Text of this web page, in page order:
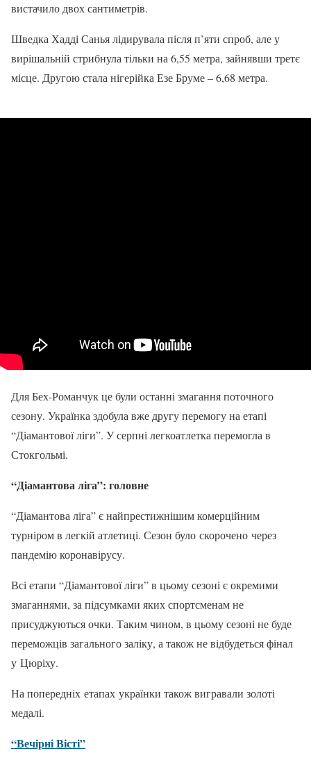
вистачило двох сантиметрів.
Шведка Хадді Санья лідирувала після п’яти спроб, але у
вирішальній стрибнула тільки на 6,55 метра, зайнявши третє
місце. Другою стала нігерійка Езе Бруме – 6,68 метра.
Для Бех-Романчук це були останні змагання поточного
сезону. Українка здобула вже другу перемогу на етапі
“Діамантової ліги”. У серпні легкоатлетка перемогла в
Стокгольмі.
“Діамантова ліга”: головне
“Діамантова ліга” є найпрестижнішим комерційним
турніром в легкій атлетиці. Сезон було скорочено через
пандемію коронавірусу.
Всі етапи “Діамантової ліги” в цьому сезоні є окремими
змаганнями, за підсумками яких спортсменам не
присуджуються очки. Таким чином, в цьому сезоні не буде
переможців загального заліку, а також не відбудеться фінал
у Цюріху.
На попередніх етапах українки також вигравали золоті
медалі.
“Вечірні Вісті”